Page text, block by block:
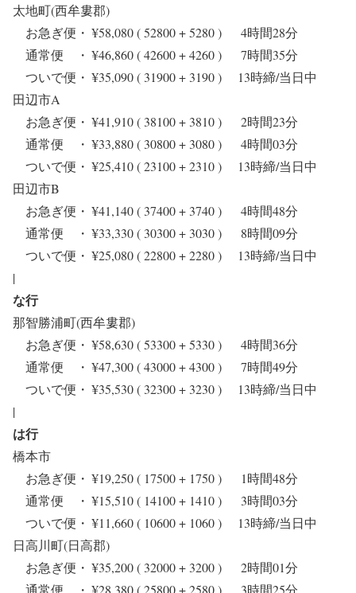
太地町(西牟婁郡)
お急ぎ便・ ¥58,080 ( 52800 + 5280 ) 4時間28分
通常便 ・ ¥46,860 ( 42600 + 4260 ) 7時間35分
ついで便・ ¥35,090 ( 31900 + 3190 ) 13時締/当日中
田辺市A
お急ぎ便・ ¥41,910 ( 38100 + 3810 ) 2時間23分
通常便 ・ ¥33,880 ( 30800 + 3080 ) 4時間03分
ついで便・ ¥25,410 ( 23100 + 2310 ) 13時締/当日中
田辺市B
お急ぎ便・ ¥41,140 ( 37400 + 3740 ) 4時間48分
通常便 ・ ¥33,330 ( 30300 + 3030 ) 8時間09分
ついで便・ ¥25,080 ( 22800 + 2280 ) 13時締/当日中
|
な行
那智勝浦町(西牟婁郡)
お急ぎ便・ ¥58,630 ( 53300 + 5330 ) 4時間36分
通常便 ・ ¥47,300 ( 43000 + 4300 ) 7時間49分
ついで便・ ¥35,530 ( 32300 + 3230 ) 13時締/当日中
|
は行
橋本市
お急ぎ便・ ¥19,250 ( 17500 + 1750 ) 1時間48分
通常便 ・ ¥15,510 ( 14100 + 1410 ) 3時間03分
ついで便・ ¥11,660 ( 10600 + 1060 ) 13時締/当日中
日高川町(日高郡)
お急ぎ便・ ¥35,200 ( 32000 + 3200 ) 2時間01分